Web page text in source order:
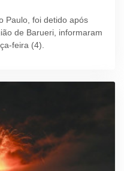
Paulo, foi detido após
de Barueri, informaram
feira (4).